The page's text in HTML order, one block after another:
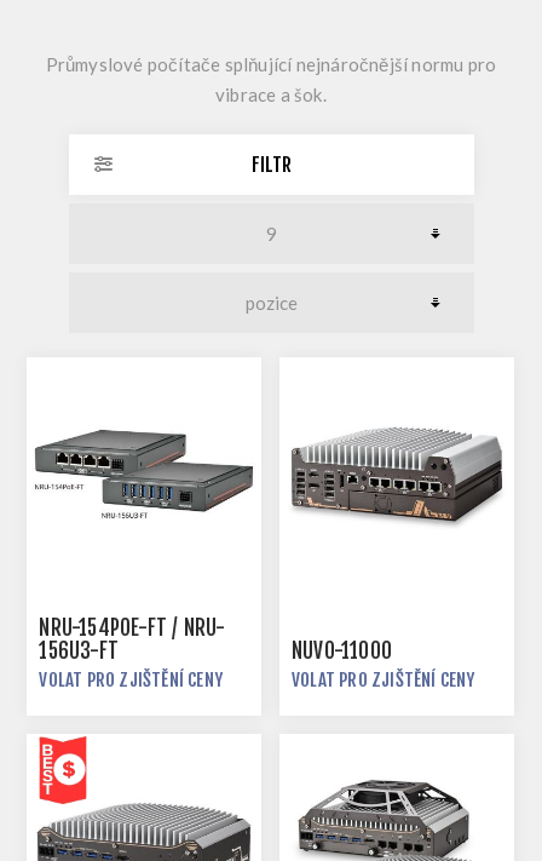
Průmyslové počítače splňující nejnáročnější normu pro
vibrace a šok.
FILTR
NRU-154POE-FT / NRU-
156U3-FT
VOLAT PRO ZJIŠTĚNÍ CENY
NUVO-11000
VOLAT PRO ZJIŠTĚNÍ CENY